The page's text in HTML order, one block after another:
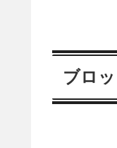
ブロ